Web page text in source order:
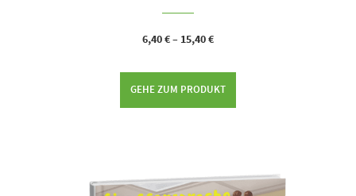
6,40€– 15,40€
GEHE ZUM PRODUKT